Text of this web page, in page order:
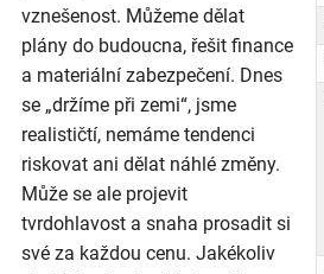
vznešenost. Můžeme dělat
plány do budoucna, řešit finance
a materiální zabezpečení. Dnes
se „držíme při zemi“, jsme
realističtí, nemáme tendenci
riskovat ani dělat náhlé změny.
Může se ale projevit
tvrdohlavost a snaha prosadit si
své za každou cenu. Jakékoliv